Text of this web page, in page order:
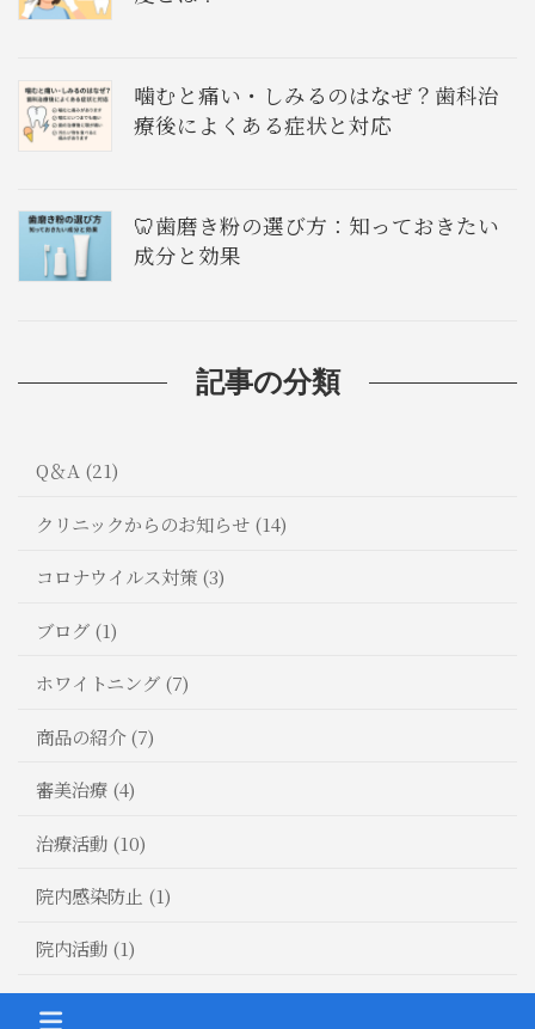
噛むと痛い・しみるのはなぜ？歯科治
療後によくある症状と対応
🦷歯磨き粉の選び方：知っておきたい
成分と効果
記事の分類
Q＆A (21)
クリニックからのお知らせ (14)
コロナウイルス対策 (3)
ブログ (1)
ホワイトニング (7)
商品の紹介 (7)
審美治療 (4)
治療活動 (10)
院内感染防止 (1)
院内活動 (1)